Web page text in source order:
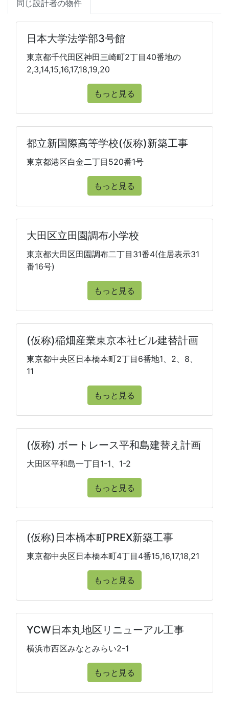
同じ設計者の物件
日本大学法学部3号館
東京都千代田区神田三崎町2丁目40番地の
2,3,14,15,16,17,18,19,20
もっと見る
都立新国際高等学校(仮称)新築工事
東京都港区白金二丁目520番1号
もっと見る
大田区立田園調布小学校
東京都大田区田園調布二丁目31番4(住居表示31
番16号)
もっと見る
(仮称)稲畑産業東京本社ビル建替計画
東京都中央区日本橋本町2丁目6番地1、2、8、
11
もっと見る
(仮称) ボートレース平和島建替え計画
大田区平和島一丁目1-1、1-2
もっと見る
(仮称)日本橋本町PREX新築工事
東京都中央区日本橋本町4丁目4番15,16,17,18,21
もっと見る
YCW日本丸地区リニューアル工事
横浜市西区みなとみらい2-1
もっと見る